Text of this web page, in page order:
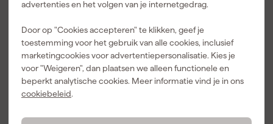
advertenties en het volgen van je internetgedrag.
Door op "Cookies accepteren" te klikken, geef je
toestemming voor het gebruik van alle cookies, inclusief
marketingcookies voor advertentiepersonalisatie. Kies je
voor "Weigeren", dan plaatsen we alleen functionele en
beperkt analytische cookies. Meer informatie vind je in ons
cookiebeleid.
Doorslijpschijf
mm staal
(10st)
bezorgd
20,59
incl. BTW
Doorslijpschijf
125x22,23x1m
m (10st)
bezorgd
20,09
Doorslijpschijf
125x22,23x1,6
mm
bezorgd
1,69